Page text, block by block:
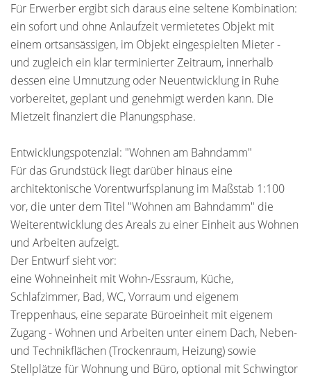
Für Erwerber ergibt sich daraus eine seltene Kombination:
ein sofort und ohne Anlaufzeit vermietetes Objekt mit
einem ortsansässigen, im Objekt eingespielten Mieter -
und zugleich ein klar terminierter Zeitraum, innerhalb
dessen eine Umnutzung oder Neuentwicklung in Ruhe
vorbereitet, geplant und genehmigt werden kann. Die
Mietzeit finanziert die Planungsphase.
Entwicklungspotenzial: "Wohnen am Bahndamm"
Für das Grundstück liegt darüber hinaus eine
architektonische Vorentwurfsplanung im Maßstab 1:100
vor, die unter dem Titel "Wohnen am Bahndamm" die
Weiterentwicklung des Areals zu einer Einheit aus Wohnen
und Arbeiten aufzeigt.
Der Entwurf sieht vor:
eine Wohneinheit mit Wohn-/Essraum, Küche,
Schlafzimmer, Bad, WC, Vorraum und eigenem
Treppenhaus, eine separate Büroeinheit mit eigenem
Zugang - Wohnen und Arbeiten unter einem Dach, Neben-
und Technikflächen (Trockenraum, Heizung) sowie
Stellplätze für Wohnung und Büro, optional mit Schwingtor